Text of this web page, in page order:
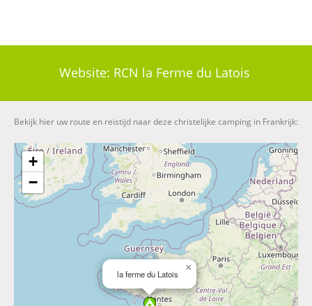
Website: RCN la Ferme du Latois
Bekijk hier uw route en reistijd naar deze christelijke camping in Frankrijk:
la ferme du Latois
×
+
−